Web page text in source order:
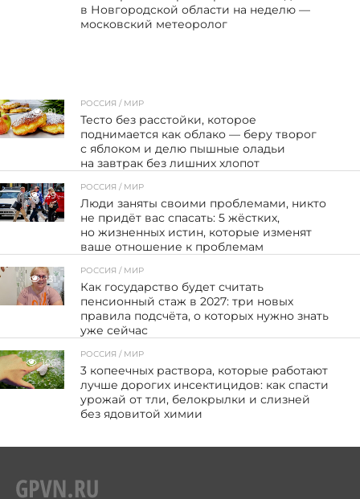
в Новгородской области на неделю —
московский метеоролог
81
РОССИЯ / МИР
Тесто без расстойки, которое
поднимается как облако — беру творог
с яблоком и делю пышные оладьи
на завтрак без лишних хлопот
49
РОССИЯ / МИР
Люди заняты своими проблемами, никто
не придёт вас спасать: 5 жёстких,
но жизненных истин, которые изменят
ваше отношение к проблемам
131
РОССИЯ / МИР
Как государство будет считать
пенсионный стаж в 2027: три новых
правила подсчёта, о которых нужно знать
уже сейчас
106
РОССИЯ / МИР
3 копеечных раствора, которые работают
лучше дорогих инсектицидов: как спасти
урожай от тли, белокрылки и слизней
без ядовитой химии